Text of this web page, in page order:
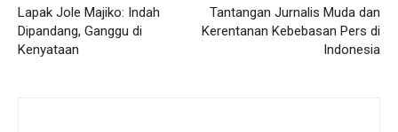
Lapak Jole Majiko: Indah
Dipandang, Ganggu di
Kenyataan
Tantangan Jurnalis Muda dan
Kerentanan Kebebasan Pers di
Indonesia